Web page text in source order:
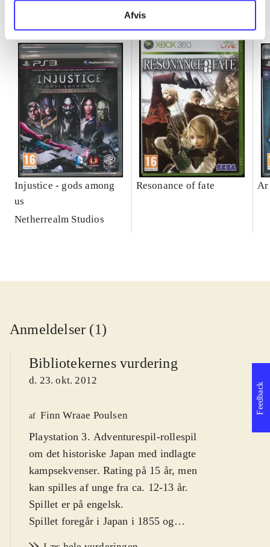
Afvis
Injustice - gods among
us
Netherrealm Studios
Resonance of fate Ar
Anmeldelser (1)
Bibliotekernes vurdering
d. 23. okt. 2012
af Finn Wraae Poulsen
Playstation 3. Adventurespil-rollespil
om det historiske Japan med indlagte
kampsekvenser. Rating på 15 år, men
kan spilles af unge fra ca. 12-13 år.
Spillet er på engelsk.
Spillet foregår i Japan i 1855 og
Feedback